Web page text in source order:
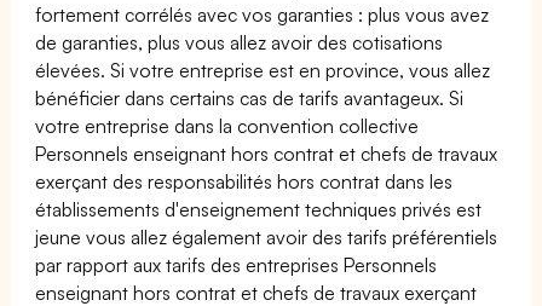
fortement corrélés avec vos garanties : plus vous avez
de garanties, plus vous allez avoir des cotisations
élevées. Si votre entreprise est en province, vous allez
bénéficier dans certains cas de tarifs avantageux. Si
votre entreprise dans la convention collective
Personnels enseignant hors contrat et chefs de travaux
exerçant des responsabilités hors contrat dans les
établissements d'enseignement techniques privés est
jeune vous allez également avoir des tarifs préférentiels
par rapport aux tarifs des entreprises Personnels
enseignant hors contrat et chefs de travaux exerçant